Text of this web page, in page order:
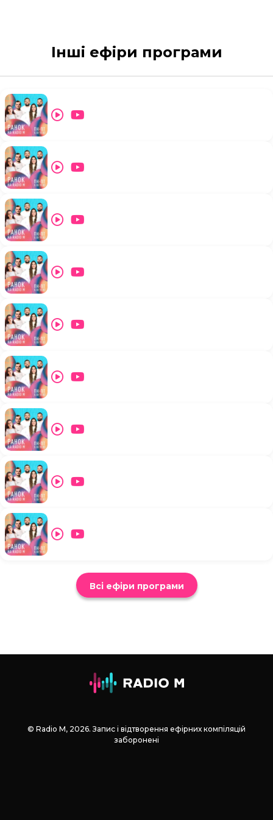
Інші ефіри програми
Всі ефіри програми
© Radio М, 2026. Запис і відтворення ефірних компіляцій
заборонені